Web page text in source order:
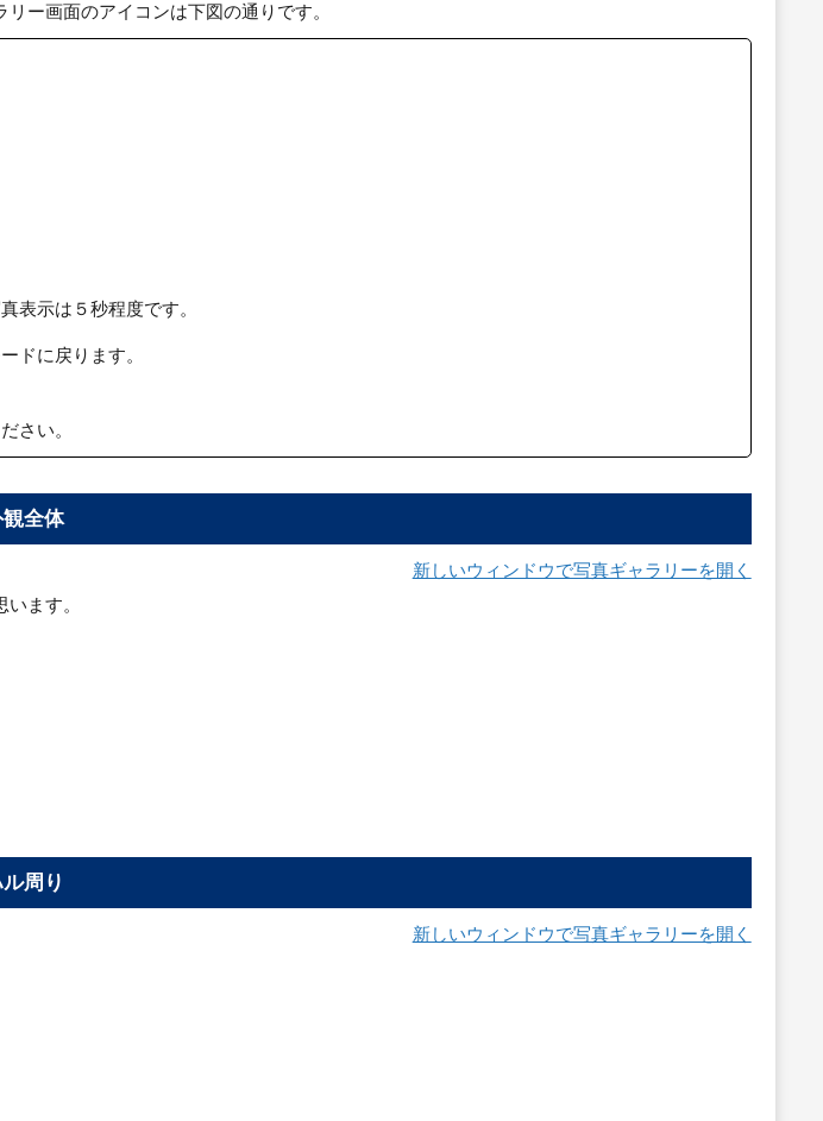
ー画面のアイコンは下図の通りです。
表示は５秒程度です。
ドに戻ります。
さい。
全体
新しいウィンドウで写真ギャラリーを開く
ます。
周り
新しいウィンドウで写真ギャラリーを開く